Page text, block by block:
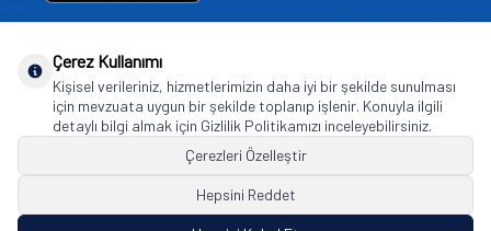
Goodyear (and Winged Foot Design) are trademarks of or licensed to The Goodyear
Tire & Rubber Company used under license by Basbug Group Company,
Istanbul/Türkiye. © 2026 The Goodyear Tire & Rubber Company.
Çerez Kullanımı
Kişisel verileriniz, hizmetlerimizin daha iyi bir şekilde sunulması
için mevzuata uygun bir şekilde toplanıp işlenir. Konuyla ilgili
detaylı bilgi almak için Gizlilik Politikamızı inceleyebilirsiniz.
Çerezleri Özelleştir
Hepsini Reddet